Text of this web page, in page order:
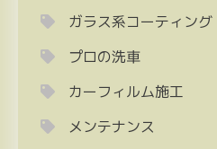
ガラス系コーティング
プロの洗車
カーフィルム施工
メンテナンス